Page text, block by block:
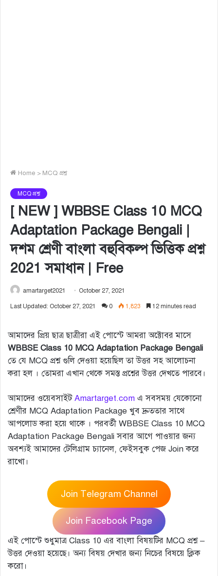
Home > MCQ প্রশ্ন
MCQ প্রশ্ন
[ NEW ] WBBSE Class 10 MCQ
Adaptation Package Bengali |
দশম শ্রেণী বাংলা বহুবিকল্প ভিত্তিক প্রশ্ন
2021 সমাধান | Free
amartarget2021 October 27, 2021
Last Updated: October 27, 2021 0 1,823 12 minutes read
আমাদের প্রিয় ছাত্র ছাত্রীরা এই পোস্টে আমরা অক্টোবর মাসে
WBBSE Class 10 MCQ Adaptation Package Bengali
তে যে MCQ প্রশ্ন গুলি দেওয়া হয়েছিল তা উত্তর সহ আলোচনা
করা হল । তোমরা এখান থেকে সমস্ত প্রশ্নের উত্তর দেখতে পারবে।
আমাদের ওয়েবসাইটAmartarget.com এ সবসময় যেকোনো
শ্রেণীর MCQ Adaptation Package খুব দ্রুততার সাথে
আপলোড করা হয়ে থাকে । পরবর্তী WBBSE Class 10 MCQ
Adaptation Package Bengali সবার আগে পাওয়ার জন্য
অবশ্যই আমাদের টেলিগ্রাম চ্যানেল, ফেইসবুক পেজ Join করে
রাখো।
Join Telegram Channel
Join Facebook Page
এই পোস্টে শুধুমাত্র Class 10 এর বাংলা বিষয়টির MCQ প্রশ্ন –
উত্তর দেওয়া হয়েছে। অন্য বিষয় দেখার জন্য নিচের বিষয়ে ক্লিক
করো।